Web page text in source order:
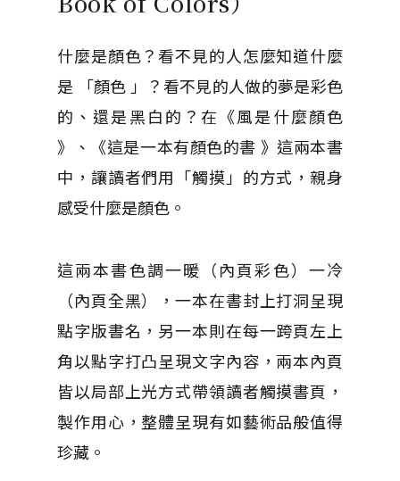
什麼是顏色？看不見的人怎麼知道什麼
是 「顏色 」？看不見的人做的夢是彩色
的、還是黑白的？在《風是什麼顏色
》、《這是一本有顏色的書 》這兩本書
中，讓讀者們用「觸摸」的方式，親身
感受什麼是顏色。
這兩本書色調一暖（內頁彩色）一冷
（內頁全黑），一本在書封上打洞呈現
點字版書名，另一本則在每一跨頁左上
角以點字打凸呈現文字內容，兩本內頁
皆以局部上光方式帶領讀者觸摸書頁，
製作用心，整體呈現有如藝術品般值得
珍藏。